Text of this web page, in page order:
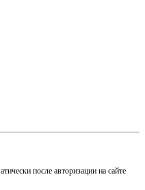
после авторизации на сайте